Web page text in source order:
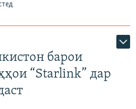
барои
“Starlink” дар